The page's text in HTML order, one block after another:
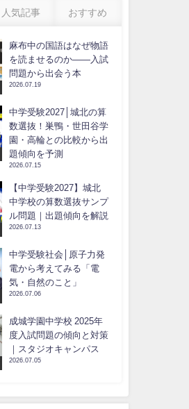
人気記事 おすすめ
麻布中の国語はなぜ物語
を読ませるのか――入試
問題から出会う本
2026.07.19
中学受験2027│城北の算
数選抜！巣鴨・世田谷学
園・高輪との比較から出
題傾向を予測
2026.07.15
【中学受験2027】城北
中学校の算数選抜サンプ
ル問題｜出題傾向を解説
2026.07.13
中学受験社会│原子力発
電から考えてみる「電
気・自然のこと」
2026.07.06
成城学園中学校 2025年
度入試問題の傾向と対策
｜スタジオキャンパス
2026.07.05